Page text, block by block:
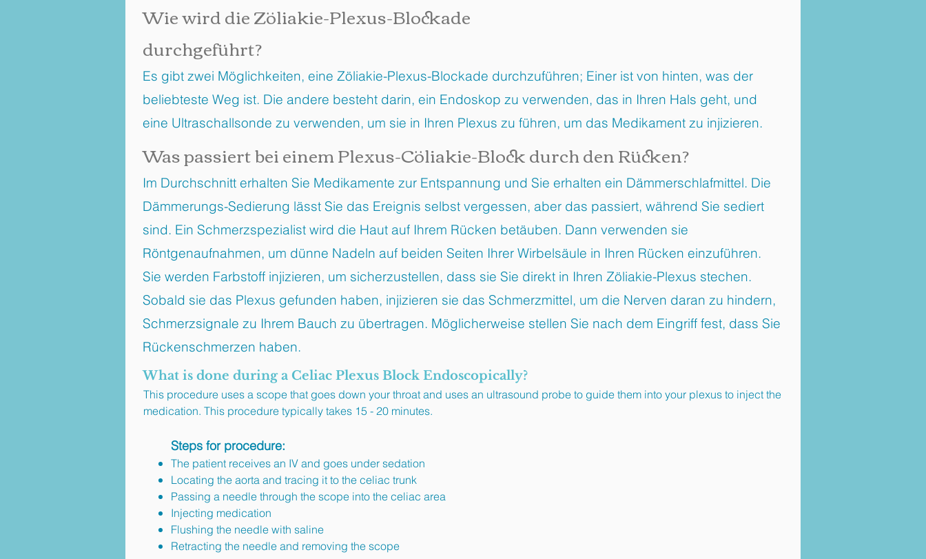
Wie wird die Zöliakie-Plexus-Blockade
durchgeführt?
Es gibt zwei Möglichkeiten, eine Zöliakie-Plexus-Blockade durchzuführen; Einer ist von hinten, was der
beliebteste Weg ist. Die andere besteht darin, ein Endoskop zu verwenden, das in Ihren Hals geht, und
eine Ultraschallsonde zu verwenden, um sie in Ihren Plexus zu führen, um das Medikament zu injizieren.
Was passiert bei einem Plexus-Cöliakie-Block durch den Rücken?
Im Durchschnitt erhalten Sie Medikamente zur Entspannung und Sie erhalten ein Dämmerschlafmittel. Die
Dämmerungs-Sedierung lässt Sie das Ereignis selbst vergessen, aber das passiert, während Sie sediert
sind. Ein Schmerzspezialist wird die Haut auf Ihrem Rücken betäuben. Dann verwenden sie
Röntgenaufnahmen, um dünne Nadeln auf beiden Seiten Ihrer Wirbelsäule in Ihren Rücken einzuführen.
Sie werden Farbstoff injizieren, um sicherzustellen, dass sie Sie direkt in Ihren Zöliakie-Plexus stechen.
Sobald sie das Plexus gefunden haben, injizieren sie das Schmerzmittel, um die Nerven daran zu hindern,
Schmerzsignale zu Ihrem Bauch zu übertragen. Möglicherweise stellen Sie nach dem Eingriff fest, dass Sie
Rückenschmerzen haben.
What is done during a Celiac Plexus Block Endoscopically?
This procedure uses a scope that goes down your throat and uses an ultrasound probe to guide them into your plexus to inject the
medication. This procedure typically takes 15 - 20 minutes.
Steps for procedure:
The patient receives an IV and goes under sedation
Locating the aorta and tracing it to the celiac trunk
Passing a needle through the scope into the celiac area
Injecting medication
Flushing the needle with saline
Retracting the needle and removing the scope